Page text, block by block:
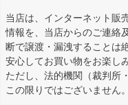
当店は、インターネット販
情報を、当店からのご連絡
断で譲渡・漏洩することは
安心してお買い物をお楽し
ただし、法的機関（裁判所
この限りではございません。